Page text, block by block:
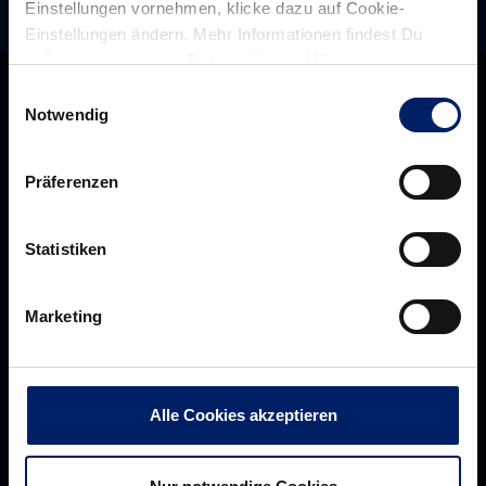
Einstellungen vornehmen, klicke dazu auf Cookie-
Einstellungen ändern. Mehr Informationen findest Du
außerdem in unsererDatenschutzerklärung.
Notwendig
Präferenzen
Statistiken
Marketing
Alle Cookies akzeptieren